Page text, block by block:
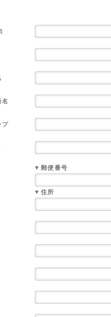
プ
▼郵便番号
▼住所